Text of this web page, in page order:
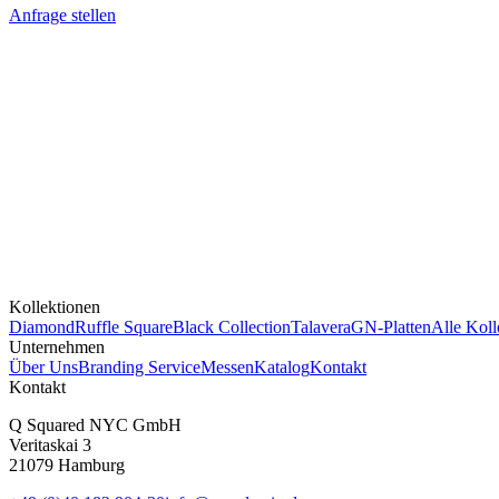
Anfrage stellen
Kollektionen
DiamondRuffle SquareBlack CollectionTalaveraGN-PlattenAlle
Unternehmen
Über UnsBranding ServiceMessenKatalogKontakt
Kontakt
Q Squared NYC GmbH
Veritaskai 3
21079 Hamburg